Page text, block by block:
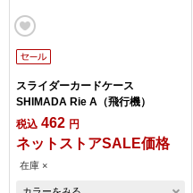
スライダーカードケース
SHIMADA Rie A（飛行機）
税込 462 円
ネットストアSALE価格
在庫 ×